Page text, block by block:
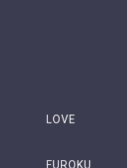
LOVE
FUROKU